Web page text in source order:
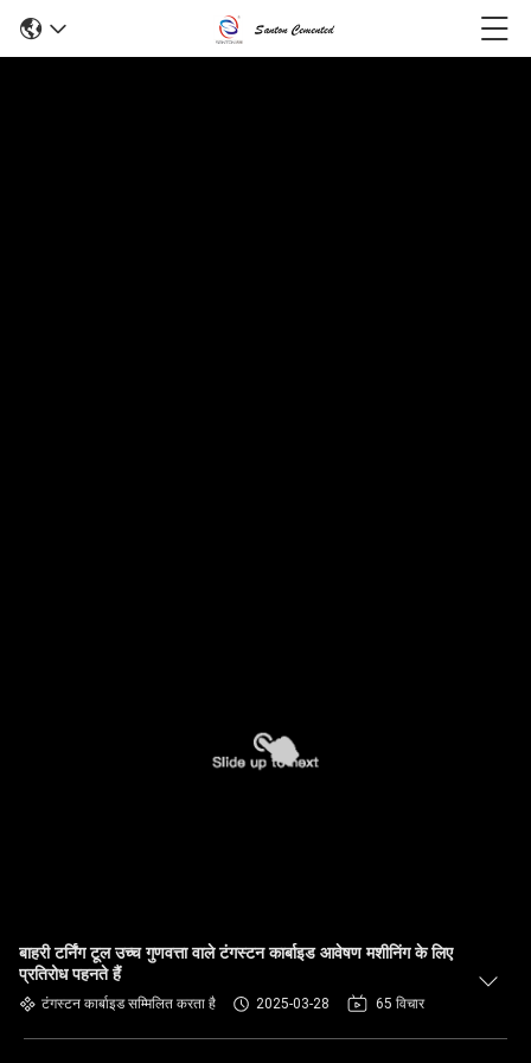
बाहरी टर्निंग टूल उच्च गुणवत्ता वाले टंगस्टन कार्बाइड आवेषण मशीनिंग के लिए
प्रतिरोध पहनते हैं
टंगस्टन कार्बाइड सम्मिलित करता है 2025-03-28 65 विचार